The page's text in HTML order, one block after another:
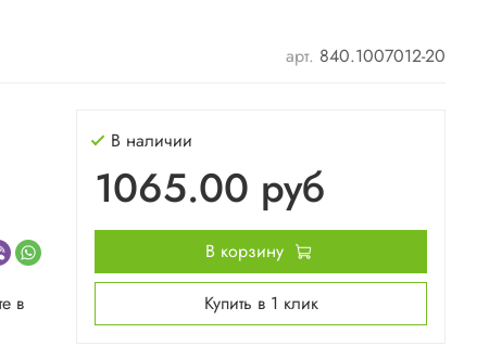
арт. 840.1007012-20
в
В наличии
1065.00 руб
В корзину
Купить в 1 клик